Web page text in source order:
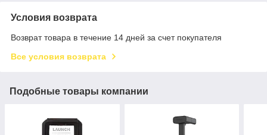
Условия возврата
Возврат товара в течение 14 дней за счет покупателя
Все условия возврата
Подобные товары компании